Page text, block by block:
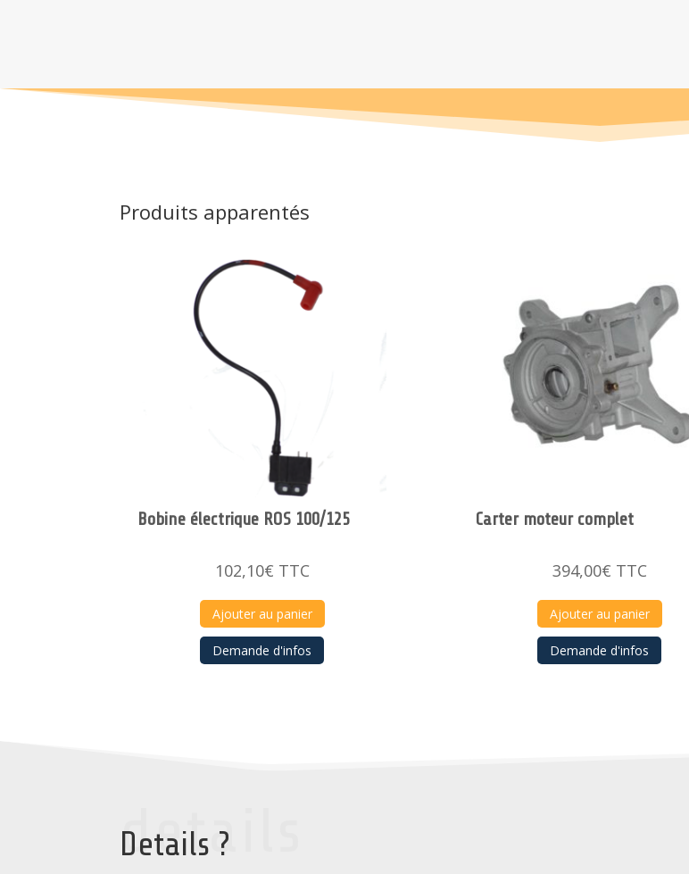
Produits apparentés
Bobine électrique ROS 100/125
102,10€ TTC
Ajouter au panier
Demande d'infos
Carter moteur complet
394,00€ TTC
Ajouter au panier
Demande d'infos
details
Details ?